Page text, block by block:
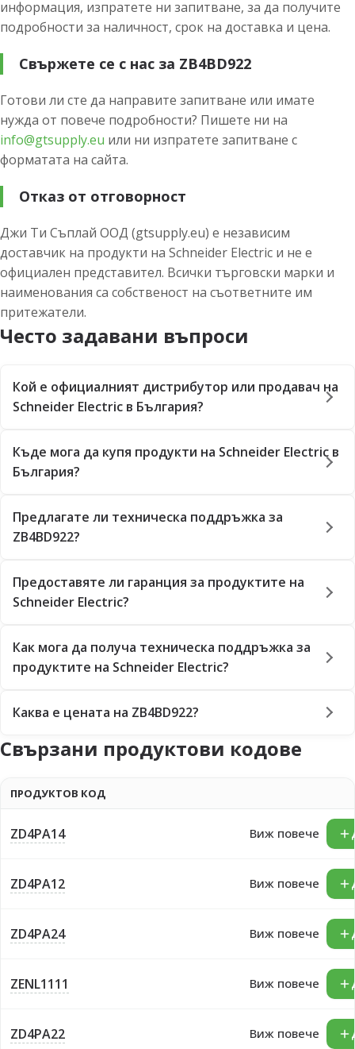
информация, изпратете ни запитване, за да получите
подробности за наличност, срок на доставка и цена.
Свържете се с нас за ZB4BD922
Готови ли сте да направите запитване или имате
нужда от повече подробности? Пишете ни на
info@gtsupply.eu или ни изпратете запитване с
форматата на сайта.
Отказ от отговорност
Джи Ти Съплай ООД (gtsupply.eu) е независим
доставчик на продукти на Schneider Electric и не е
официален представител. Всички търговски марки и
наименования са собственост на съответните им
притежатели.
Често задавани въпроси
Кой е официалният дистрибутор или продавач на
Schneider Electric в България?
Къде мога да купя продукти на Schneider Electric в
България?
Предлагате ли техническа поддръжка за
ZB4BD922?
Предоставяте ли гаранция за продуктите на
Schneider Electric?
Как мога да получа техническа поддръжка за
продуктите на Schneider Electric?
Каква е цената на ZB4BD922?
Свързани продуктови кодове
ПРОДУКТОВ КОД
ZD4PA14 Виж повече
ZD4PA12 Виж повече
ZD4PA24 Виж повече
ZENL1111 Виж повече
ZD4PA22 Виж повече